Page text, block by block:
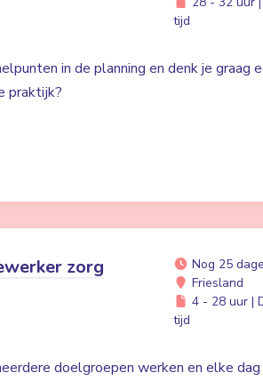
tijd
in de planning en denk je graag
praktijk?
zorg
Nog 25
Friesland
4 - 28 uur |
tijd
doelgroepen werken en elke